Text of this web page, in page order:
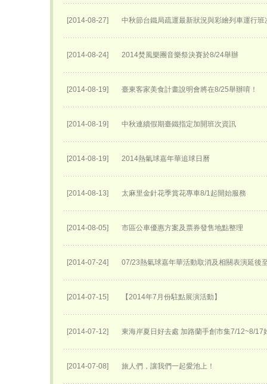
[2014-08-27] 中秋節台鐵局疏運最新狀況與彩繪列車運行班
[2014-08-24] 2014焚風樂團音樂祭決賽於8/24舉辦
[2014-08-19] 臺東客家美食計畫說明會將在8/25舉辦唷！
[2014-08-19] 中秋連續假期臺鐵指定加開班次資訊
[2014-08-19] 2014熱氣球嘉年華追球日曆
[2014-08-13] 太麻里金針花季賞花專車8/1起開始服務
[2014-08-05] 市區公車優惠方案及票券發售地點整理
[2014-07-24] 07/23熱氣球嘉年華活動取消及相關表演延後
[2014-07-15] 【2014年7月份駐點展演活動】
[2014-07-12] 東海岸夏日好去處 加路蘭手創市集7/12~8/17
[2014-07-08] 旅人們，讓我們一起愛池上！